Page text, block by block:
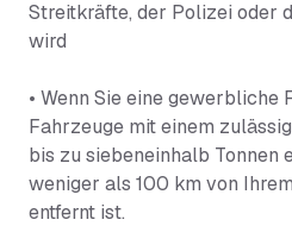
Streitkräfte, der Polizei oder
wird
• Wenn Sie eine gewerbliche
Fahrzeuge mit einem
bis zu siebeneinhalb Tonnen
weniger als 100 km von
entfernt ist.